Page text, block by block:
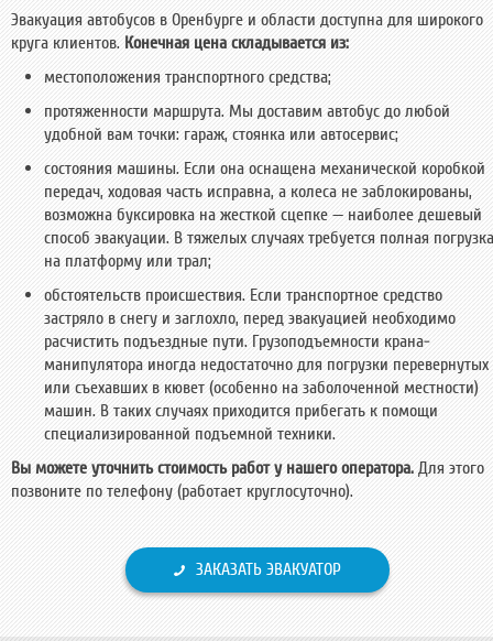
Эвакуация автобусов в Оренбурге и области доступна для широкого
круга клиентов. Конечная цена складывается из:
местоположения транспортного средства;
протяженности маршрута. Мы доставим автобус до любой
удобной вам точки: гараж, стоянка или автосервис;
состояния машины. Если она оснащена механической коробкой
передач, ходовая часть исправна, а колеса не заблокированы,
возможна буксировка на жесткой сцепке — наиболее дешевый
способ эвакуации. В тяжелых случаях требуется полная погрузка
на платформу или трал;
обстоятельств происшествия. Если транспортное средство
застряло в снегу и заглохло, перед эвакуацией необходимо
расчистить подъездные пути. Грузоподъемности крана-
манипулятора иногда недостаточно для погрузки перевернутых
или съехавших в кювет (особенно на заболоченной местности)
машин. В таких случаях приходится прибегать к помощи
специализированной подъемной техники.
Вы можете уточнить стоимость работ у нашего оператора. Для этого
позвоните по телефону (работает круглосуточно).
ЗАКАЗАТЬ ЭВАКУАТОР